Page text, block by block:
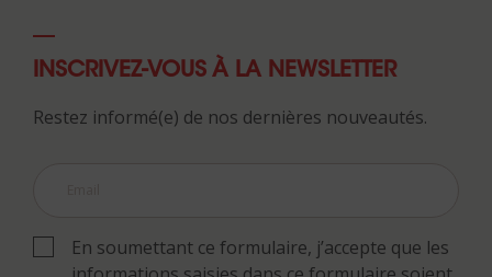
INSCRIVEZ-VOUS À LA NEWSLETTER
Restez informé(e) de nos dernières nouveautés.
En soumettant ce formulaire, j’accepte que les